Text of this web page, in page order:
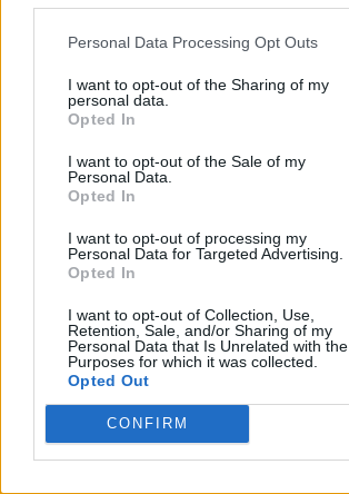
Personal Data Processing Opt Outs
I want to opt-out of the Sharing of my
personal data.
Opted In
I want to opt-out of the Sale of my
Personal Data.
Opted In
I want to opt-out of processing my
Personal Data for Targeted Advertising.
Opted In
I want to opt-out of Collection, Use,
Retention, Sale, and/or Sharing of my
Personal Data that Is Unrelated with the
Purposes for which it was collected.
Opted Out
CONFIRM
România pe Primul Loc (Ponta)
Altul
Arată rezultatele
ad